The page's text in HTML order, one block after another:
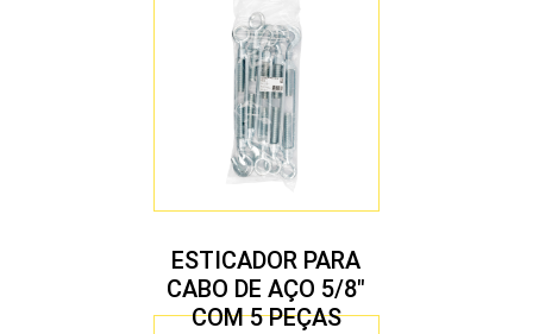
ESTICADOR PARA
CABO DE AÇO 5/8″
COM 5 PEÇAS